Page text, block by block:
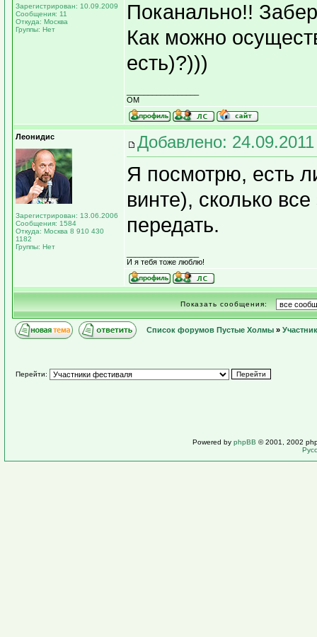
Зарегистрирован: 10.09.2009
Сообщения: 11
Откуда: Москва
Группы: Нет
Поканально!!
Как можно
есть)?)))
OM
Леонидис
Зарегистрирован: 13.06.2006
Сообщения: 1584
Откуда: Москва 8 910 430
1182
Группы: Нет
Добавлено:
Я посмотрю, есть
винте), сколько
передать.
И я тебя тоже люблю!
Показать сообщения:
Список форумов Пустые Холмы »
Перейти:
Powered by phpBB © 2001, 2002